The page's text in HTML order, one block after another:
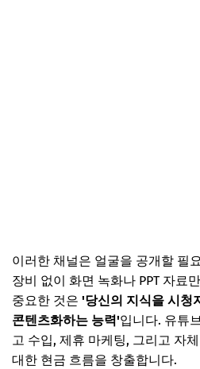
이러한 채널은 얼굴을 공개할 필
장비 없이 화면 녹화나 PPT 자료
중요한 것은 '당신의 지식을 시청
콘텐츠화하는 능력'입니다. 유튜
고 수입, 제휴 마케팅, 그리고 자
대한 현금 흐름을 창출합니다.